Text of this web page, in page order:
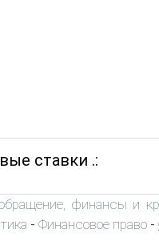
ставки .:
финансы и
- Финансовое право -